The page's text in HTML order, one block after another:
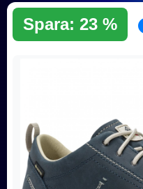
Spara: 23 %